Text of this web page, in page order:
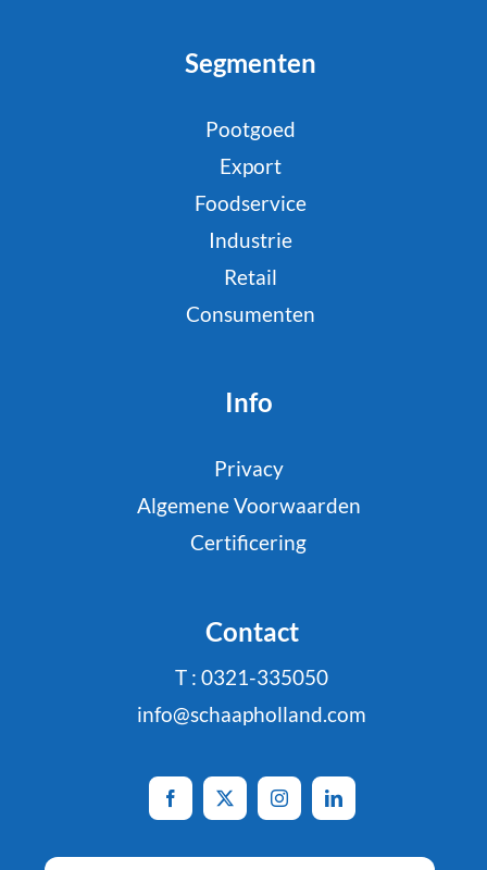
Segmenten
Pootgoed
Export
Foodservice
Industrie
Retail
Consumenten
Info
Privacy
Algemene Voorwaarden
Certificering
Contact
T : 0321-335050
info@schaapholland.com